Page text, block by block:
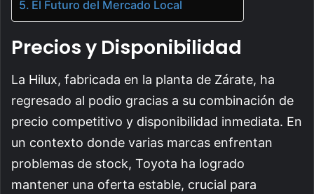
El Futuro del Mercado Local
Precios y Disponibilidad
La Hilux, fabricada en la planta de Zárate, ha
regresado al podio gracias a su combinación de
precio competitivo y disponibilidad inmediata. En
un contexto donde varias marcas enfrentan
problemas de stock, Toyota ha logrado
mantener una oferta estable, crucial para